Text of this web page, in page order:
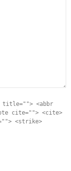
title=""> <abbr
cite=""> <cite>
<strike>